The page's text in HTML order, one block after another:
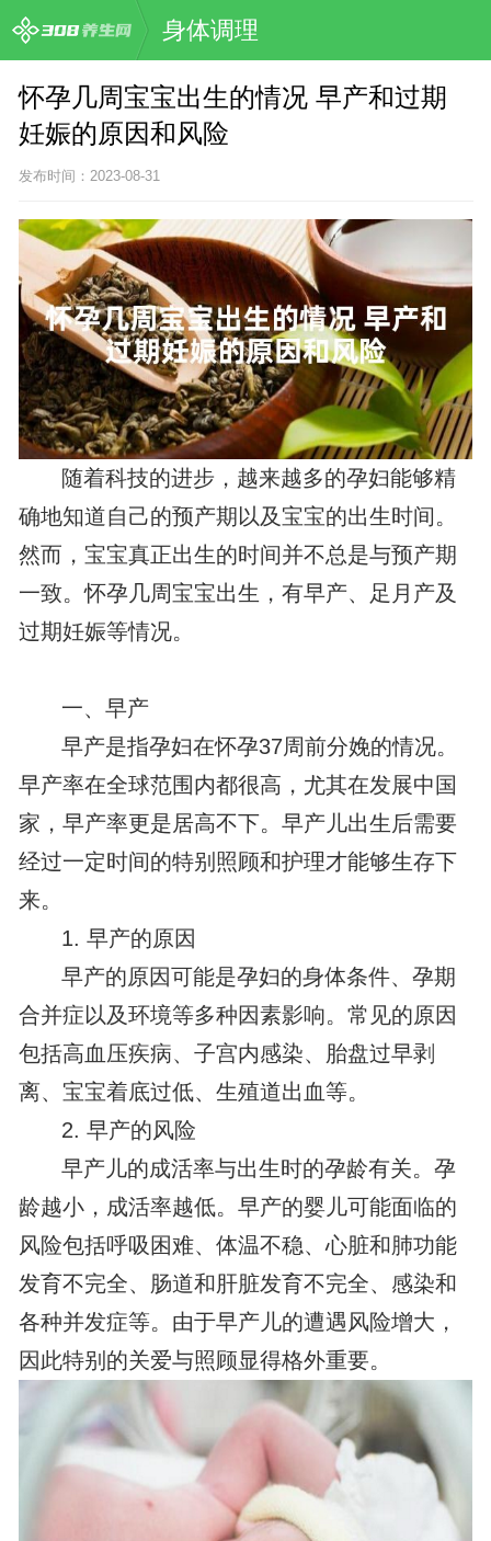
身体调理
怀孕几周宝宝出生的情况 早产和过期
妊娠的原因和风险
发布时间：2023-08-31
随着科技的进步，越来越多的孕妇能够精
确地知道自己的预产期以及宝宝的出生时间。
然而，宝宝真正出生的时间并不总是与预产期
一致。怀孕几周宝宝出生，有早产、足月产及
过期妊娠等情况。
一、早产
早产是指孕妇在怀孕37周前分娩的情况。
早产率在全球范围内都很高，尤其在发展中国
家，早产率更是居高不下。早产儿出生后需要
经过一定时间的特别照顾和护理才能够生存下
来。
1. 早产的原因
早产的原因可能是孕妇的身体条件、孕期
合并症以及环境等多种因素影响。常见的原因
包括高血压疾病、子宫内感染、胎盘过早剥
离、宝宝着底过低、生殖道出血等。
2. 早产的风险
早产儿的成活率与出生时的孕龄有关。孕
龄越小，成活率越低。早产的婴儿可能面临的
风险包括呼吸困难、体温不稳、心脏和肺功能
发育不完全、肠道和肝脏发育不完全、感染和
各种并发症等。由于早产儿的遭遇风险增大，
因此特别的关爱与照顾显得格外重要。